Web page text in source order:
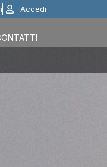
Accedi